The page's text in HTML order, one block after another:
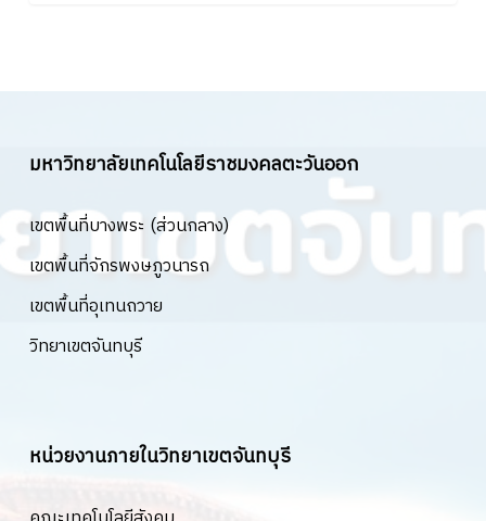
มหาวิทยาลัยเทคโนโลยีราชมงคลตะวันออก
เขตพื้นที่บางพระ (ส่วนกลาง)
เขตพื้นที่จักรพงษภูวนารถ
เขตพื้นที่อุเทนถวาย
วิทยาเขตจันทบุรี
หน่วยงานภายในวิทยาเขตจันทบุรี